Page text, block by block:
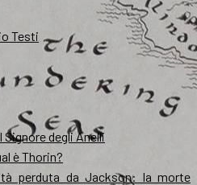
Testi
degli Anelli
è Thorin?
perduta da Jackson: la morte